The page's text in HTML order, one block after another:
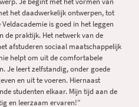
het daadwerkelijk ontwerpen, tot
is goed in het leggen
de praktijk. Het netwerk van de
afstuderen sociaal maatschappelijk
helpt om uit de comfortabele
Je leert zelfstandig, onder goede
en uit te voeren. Hiernaast
studenten elkaar. Mijn tijd aan de
en leerzaam ervaren!”